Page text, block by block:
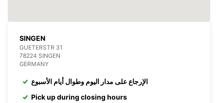
SINGEN
GUETERSTR 31
78224 SINGEN
GERMANY
الإرجاع على مدار اليوم وطوال أيام الأسبوع
Pick up during closing hours